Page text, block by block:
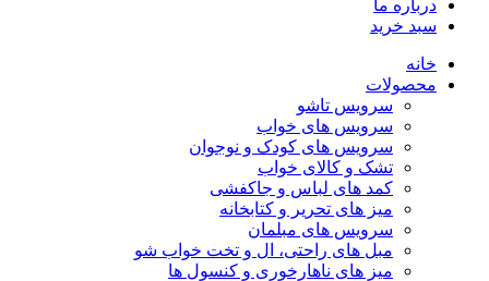
درباره ما
سبد خرید
خانه
محصولات
سرویس تاشو
سرویس های خواب
سرویس های کودک و نوجوان
تشک و کالای خواب
کمد های لباس و جاکفشی
میز های تحریر و کتابخانه
سرویس های مبلمان
مبل های راحتی، ال و تخت خواب شو
میز های ناهارخوری و کنسول ها